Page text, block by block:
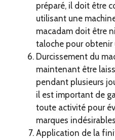
préparé, il doit être
utilisant une
macadam doit être
taloche pour obtenir
Durcissement du
maintenant être
pendant plusieurs
il est important de
toute activité pour
marques
Application de la